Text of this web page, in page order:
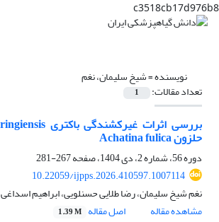
c3518cb17d976b8
نویسنده =شیخ سلیمان، نغم
تعداد مقالات: 1
حلزون Achatina fulica
دوره 56، شماره 2، دی 1404، صفحه
267-281
10.22059/ijpps.2026.410597.1007114
نغم شیخ سلیمان، رضا طلایی حسنلویی، ابراهیم اسداغی
مشاهده مقاله
اصل مقاله 1.39 M